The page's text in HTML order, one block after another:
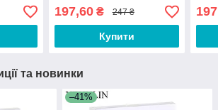
197,60₴ 247 ₴
Купити
та новинки
–41%